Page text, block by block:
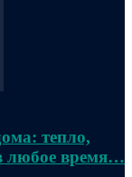
тепло,
любое время…